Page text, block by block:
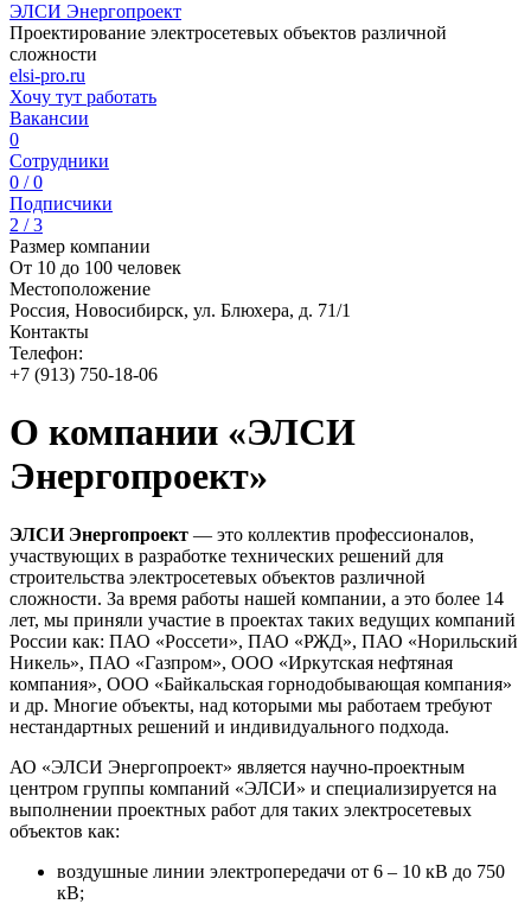
ЭЛСИ Энергопроект
Проектирование электросетевых объектов различной
сложности
elsi-pro.ru
Хочу тут работать
Вакансии
0
Сотрудники
0 / 0
Подписчики
2 / 3
Размер компании
От 10 до 100 человек
Местоположение
Россия, Новосибирск, ул. Блюхера, д. 71/1
Контакты
Телефон:
+7 (913) 750-18-06
О компании «ЭЛСИ
Энергопроект»
ЭЛСИ Энергопроект — это коллектив профессионалов,
участвующих в разработке технических решений для
строительства электросетевых объектов различной
сложности. За время работы нашей компании, а это более 14
лет, мы приняли участие в проектах таких ведущих компаний
России как: ПАО «Россети», ПАО «РЖД», ПАО «Норильский
Никель», ПАО «Газпром», ООО «Иркутская нефтяная
компания», ООО «Байкальская горнодобывающая компания»
и др. Многие объекты, над которыми мы работаем требуют
нестандартных решений и индивидуального подхода.
АО «ЭЛСИ Энергопроект» является научно-проектным
центром группы компаний «ЭЛСИ» и специализируется на
выполнении проектных работ для таких электросетевых
объектов как:
воздушные линии электропередачи от 6 – 10 кВ до 750
кВ;